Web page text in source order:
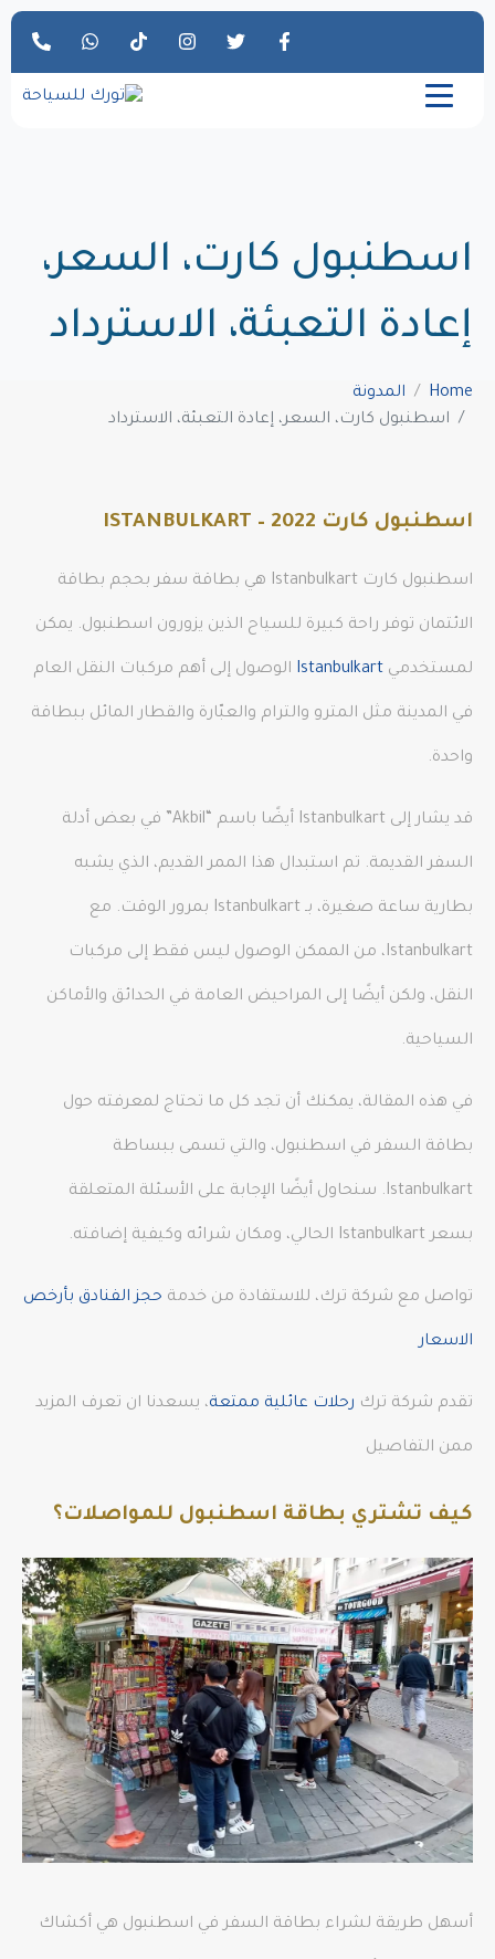
اسطنبول كارت، السعر،
إعادة التعبئة، الاسترداد
Home
المدونة
اسطنبول كارت، السعر، إعادة التعبئة، الاسترداد
اسطنبول كارت 2022 – ISTANBULKART
اسطنبول كارت Istanbulkart هي بطاقة سفر بحجم بطاقة
الائتمان توفر راحة كبيرة للسياح الذين يزورون اسطنبول. يمكن
لمستخدمي Istanbulkart الوصول إلى أهم مركبات النقل العام
في المدينة مثل المترو والترام والعبّارة والقطار المائل ببطاقة
واحدة.
قد يشار إلى Istanbulkart أيضًا باسم “Akbil” في بعض أدلة
السفر القديمة. تم استبدال هذا الممر القديم، الذي يشبه
بطارية ساعة صغيرة، بـ Istanbulkart بمرور الوقت. مع
Istanbulkart، من الممكن الوصول ليس فقط إلى مركبات
النقل، ولكن أيضًا إلى المراحيض العامة في الحدائق والأماكن
السياحية.
في هذه المقالة، يمكنك أن تجد كل ما تحتاج لمعرفته حول
بطاقة السفر في اسطنبول، والتي تسمى ببساطة
Istanbulkart. سنحاول أيضًا الإجابة على الأسئلة المتعلقة
بسعر Istanbulkart الحالي، ومكان شرائه وكيفية إضافته.
تواصل مع شركة ترك، للاستفادة من خدمة حجز الفنادق بأرخص
الاسعار
تقدم شركة ترك رحلات عائلية ممتعة، يسعدنا ان تعرف المزيد
ممن التفاصيل
كيف تشتري بطاقة اسطنبول للمواصلات؟
أسهل طريقة لشراء بطاقة السفر في اسطنبول هي أكشاك